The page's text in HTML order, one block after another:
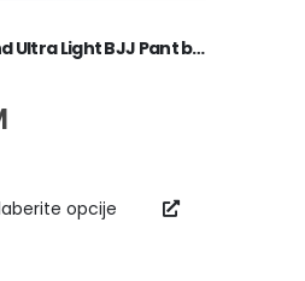
IPPONGEAR Grind Ultra Light BJJ Pant blue
opcije